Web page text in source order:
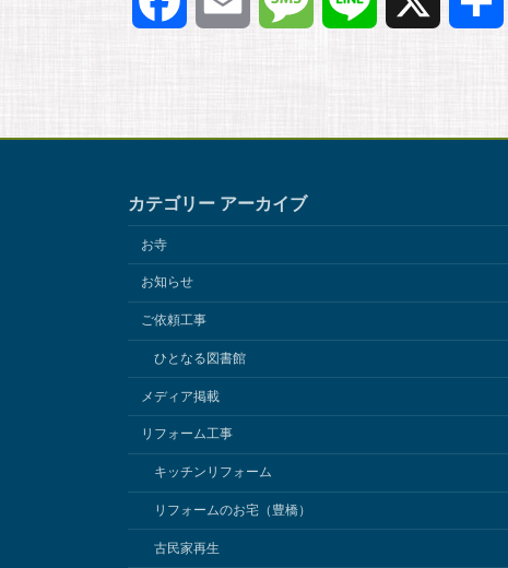
o
o
k
カテゴリー アーカイブ
お寺
お知らせ
ご依頼工事
ひとなる図書館
メディア掲載
リフォーム工事
キッチンリフォーム
リフォームのお宅（豊橋）
古民家再生